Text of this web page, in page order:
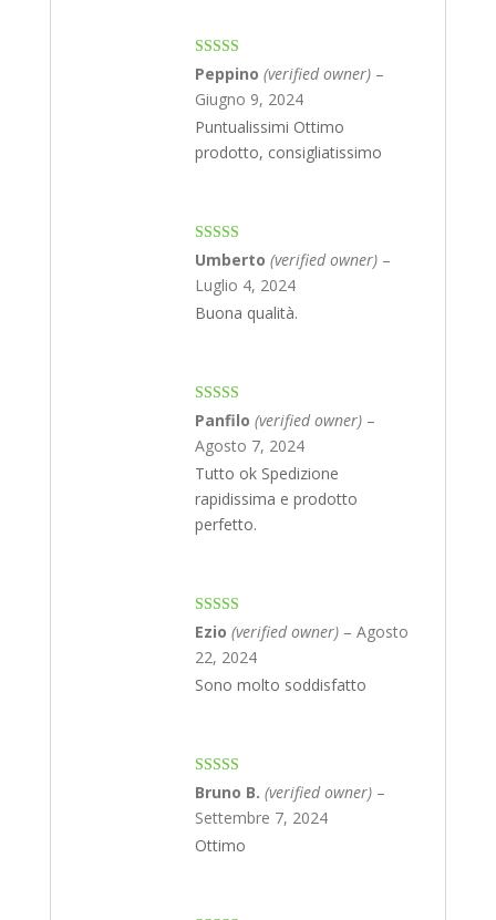
Rated5out
of 5
Peppino (verified owner) –
Giugno 9, 2024
Puntualissimi Ottimo
prodotto, consigliatissimo
Rated4
out of 5
Umberto (verified owner) –
Luglio 4, 2024
Buona qualità.
Rated5out
of 5
Panfilo (verified owner) –
Agosto 7, 2024
Tutto ok Spedizione
rapidissima e prodotto
perfetto.
Rated4
out of 5
Ezio (verified owner) – Agosto
22, 2024
Sono molto soddisfatto
Rated5 out
of 5
Bruno B. (verified owner) –
Settembre 7, 2024
Ottimo